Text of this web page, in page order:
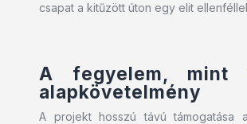
csapat a kitűzött úton egy elit
A fegyelem, mint
alapkövetelmény
A projekt hosszú távú támogatása